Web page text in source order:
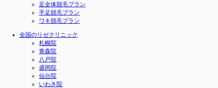
足全体脱毛プラン
手足脱毛プラン
ワキ脱毛プラン
全国のリゼクリニック
札幌院
青森院
八戸院
盛岡院
仙台院
いわき院